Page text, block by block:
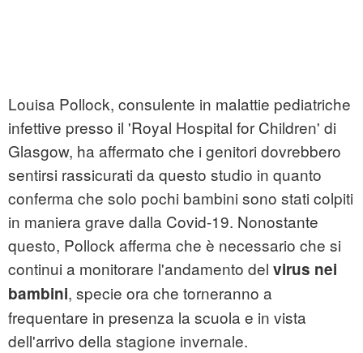
Louisa Pollock, consulente in malattie pediatriche
infettive presso il 'Royal Hospital for Children' di
Glasgow, ha affermato che i genitori dovrebbero
sentirsi rassicurati da questo studio in quanto
conferma che solo pochi bambini sono stati colpiti
in maniera grave dalla Covid-19. Nonostante
questo, Pollock afferma che è necessario che si
continui a monitorare l'andamento del virus nei
bambini, specie ora che torneranno a
frequentare in presenza la scuola e in vista
dell'arrivo della stagione invernale.